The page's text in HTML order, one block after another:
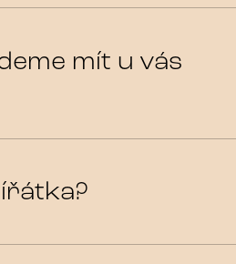
mít u vás